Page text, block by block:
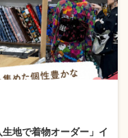
地で着物オーダー」イ